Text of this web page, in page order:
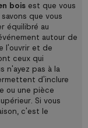
bois est que vous
que vous
équilibré au
autour de
l'ouvrir et de
ceux qui
n'ayez pas à la
d'inclure
ou une pièce
Si vous
c'est le